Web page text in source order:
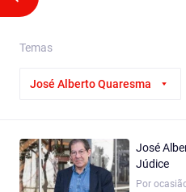
Temas
José Alberto Quaresma
José
Júdice
Por